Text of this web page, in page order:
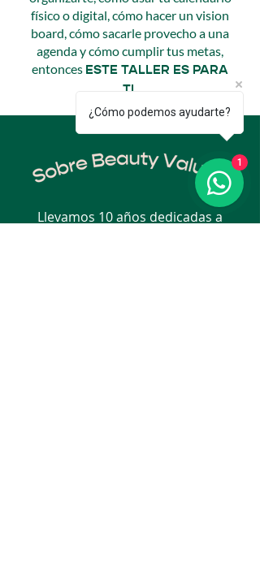
físico o digital, cómo hacer un vision
board, cómo sacarle provecho a una
agenda y cómo cumplir tus metas,
entonces ESTE TALLER ES PARA
TI.
Llevamos 10 años dedicadas a
¿Cómo podemos ayudarte?
1